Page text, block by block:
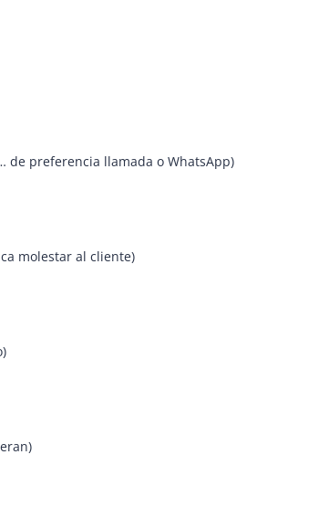
de preferencia llamada o WhatsApp)
molestar al cliente)